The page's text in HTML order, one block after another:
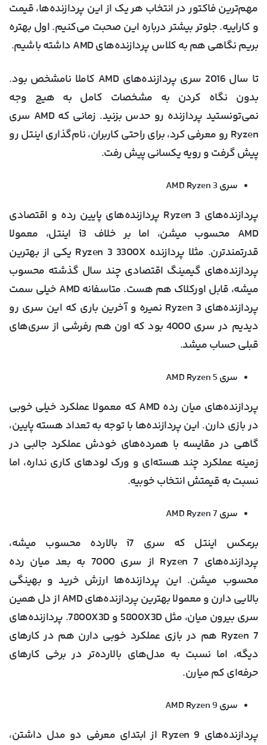
مهم‌ترین فاکتور در انتخاب هر یک از این پردازنده‌ها، قیمت
و کاراییه. جلوتر بیشتر درباره این صحبت می‌کنیم. اول بهتره
بریم نگاهی هم به کلاس پردازنده‌های AMD داشته باشیم.
تا سال 2016 سری پردازنده‌های AMD کاملا نامشخص بود.
بدون نگاه کردن به مشخصات کامل به هیچ وجه
نمی‌تونستید پردازنده رو حدس بزنید. زمانی که AMD سری
Ryzen رو معرفی کرد، برای راحتی کاربران، نام‌گذاری اینتل رو
پیش گرفت و رویه یکسانی پیش رفت.
سری AMD Ryzen 3
پردازنده‌های Ryzen 3 پردازنده‌های پایین رده و اقتصادی
AMD محسوب میشن، اما بر خلاف i3 اینتل، معمولا
قدرتمندترن. مثلا پردازنده Ryzen 3 3300X یکی از بهترین
پردازنده‌های گیمینگ اقتصادی چند سال گذشته محسوب
میشه، قابل اورکلاک هم هست. متاسفانه AMD خیلی سمت
پردازنده‌های Ryzen 3 نمیره و آخرین باری که این سری رو
دیدیم در سری 4000 بود که اون هم رفرشی از سری‌های
قبلی حساب میشد.
سری AMD Ryzen 5
پردازنده‌های میان رده AMD که معمولا عملکرد خیلی خوبی
در بازی دارن. این پردازنده‌ها با توجه به تعداد هسته پایین،
گاهی در مقایسه با همرده‌های خودش عملکرد جالبی در
زمینه عملکرد چند هسته‌ای و ورک لودهای کاری نداره، اما
نسبت به قیمتش انتخاب خوبیه.
سری AMD Ryzen 7
برعکس اینتل که سری i7 بالارده محسوب میشه،
پردازنده‌های Ryzen 7 از سری 7000 به بعد میان رده
محسوب میشن. این پردازنده‌ها ارزش خرید و بهینگی
بالایی دارن و معمولا بهترین پردازنده‌های AMD از دل همین
سری بیرون میان، مثل 5800X3D و 7800X3D. پردازنده‌های
Ryzen 7 هم در بازی عملکرد خوبی دارن هم در کارهای
دیگه، اما نسبت به مدل‌های بالارده‌تر در برخی کارهای
حرفه‌ای کم میارن.
سری AMD Ryzen 9
پردازنده‌های Ryzen 9 از ابتدای معرفی دو مدل داشتن،